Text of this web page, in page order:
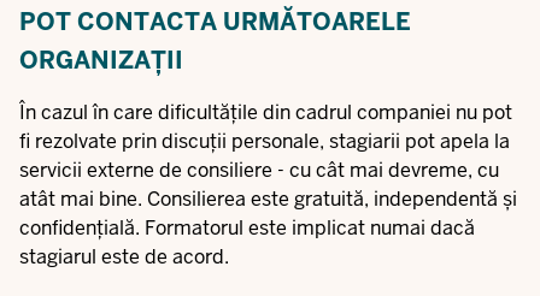
POT CONTACTA URMĂTOARELE
ORGANIZAȚII
În cazul în care dificultățile din cadrul companiei nu pot
fi rezolvate prin discuții personale, stagiarii pot apela la
servicii externe de consiliere - cu cât mai devreme, cu
atât mai bine. Consilierea este gratuită, independentă și
confidențială. Formatorul este implicat numai dacă
stagiarul este de acord.